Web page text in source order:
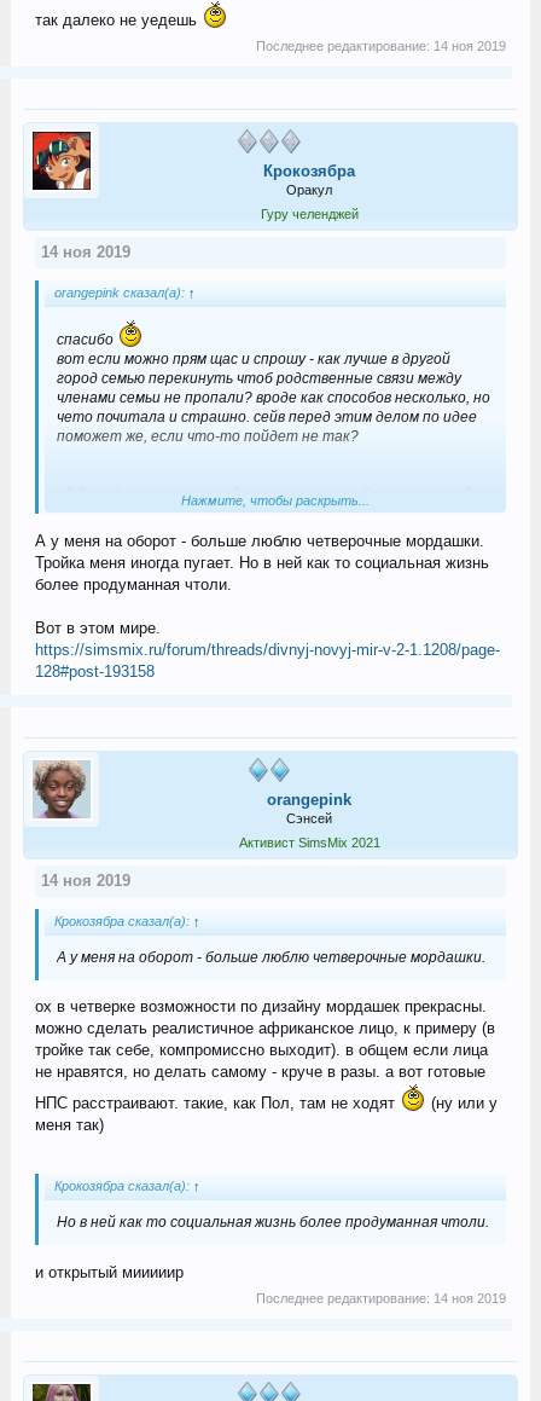
так далеко не уедешь
Последнее редактирование: 14 ноя 2019
Крокозябра
Оракул
Гуру челенджей
14 ноя 2019
orangepink сказал(а): ↑
спасибо
вот если можно прям щас и спрошу - как лучше в другой
город семью перекинуть чтоб родственные связи между
членами семьи не пропали? вроде как способов несколько, но
чето почитала и страшно. сейв перед этим делом по идее
поможет же, если что-то пойдет не так?
ой бороды наше все (особенно если сим не блещет красой
иногда поражает, насколько они с усами.... в четверке
степени" - то, что никак не увидеть. вот был случай - когда
только поставила четверку, прибесили симские лица (до сих
пор лица в трешке люблю больше). начав игру, сделала трех
товарищей на свой вкус чисто для исправления городской
трудились с более-менее обычным успехом, ну может чуть
проще им было чем если б без природной флиртовости, а
третий (смешно, но самый страшненький из них) обладал
какой-то дьявольской привлекательностью - любая симка
при виде него теряла голову. ему даже не нужно было ничего
все что они хотели - есть, вухукаться и читать про
вампиров. так далеко не уедешь
Нажмите, чтобы раскрыть...
А у меня на оборот - больше люблю четверочные мордашки.
Тройка меня иногда пугает. Но в ней как то социальная жизнь
более продуманная чтоли.
Вот в этом мире.
https://simsmix.ru/forum/threads/divnyj-novyj-mir-v-2-1.1208/page-
128#post-193158
orangepink
Сэнсей
Активист SimsMix 2021
14 ноя 2019
Крокозябра сказал(а): ↑
А у меня на оборот - больше люблю четверочные мордашки.
ох в четверке возможности по дизайну мордашек прекрасны.
можно сделать реалистичное африканское лицо, к примеру (в
тройке так себе, компромиссно выходит). в общем если лица
не нравятся, но делать самому - круче в разы. а вот готовые
НПС расстраивают. такие, как Пол, там не ходят
(ну или у
меня так)
Крокозябра сказал(а): ↑
Но в ней как то социальная жизнь более продуманная чтоли.
и открытый мииииир
Последнее редактирование: 14 ноя 2019